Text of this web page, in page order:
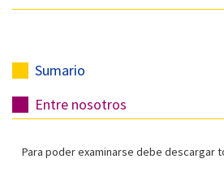
Sumario
Entre nosotros
Para poder examinarse debe descargar